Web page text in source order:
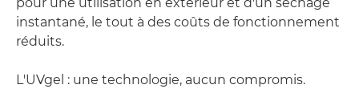
instantané, le tout à des coûts de fonctionnement
réduits.
L'UVgel : une technologie, aucun compromis.